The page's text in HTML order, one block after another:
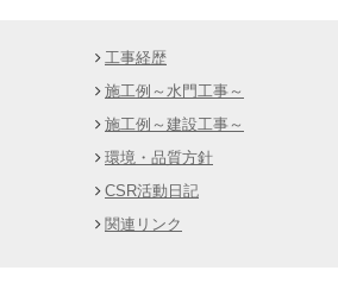
工事経歴
施工例～水門工事～
施工例～建設工事～
環境・品質方針
CSR活動日記
関連リンク